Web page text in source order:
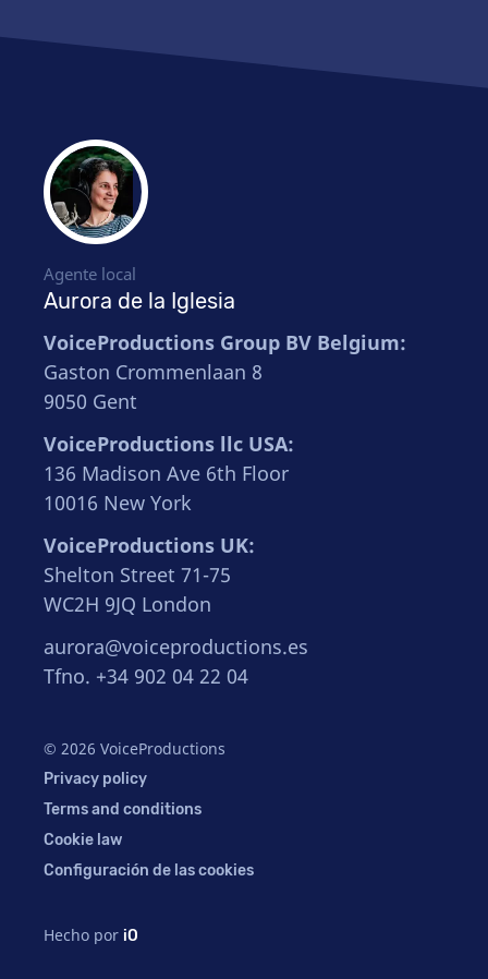
Agente local
Aurora de la Iglesia
VoiceProductions Group BV Belgium:
Gaston Crommenlaan 8
9050 Gent
VoiceProductions llc USA:
136 Madison Ave 6th Floor
10016 New York
VoiceProductions UK:
Shelton Street 71-75
WC2H 9JQ London
aurora@voiceproductions.es
Tfno. +34 902 04 22 04
© 2026 VoiceProductions
Privacy policy
Terms and conditions
Cookie law
Configuración de las cookies
Hecho por iO